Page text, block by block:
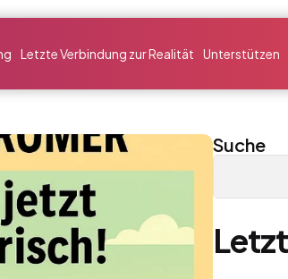
Letzte Verbindung zur Realität Unterstützen
Suche